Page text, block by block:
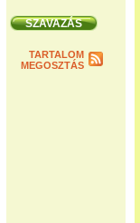
TARTALOM
MEGOSZTÁS